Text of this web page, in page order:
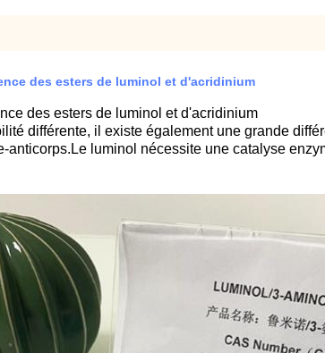
des esters de luminol et d'acridinium
des esters de luminol et d'acridinium
différente, il existe également une grande
luminol nécessite une catalyse